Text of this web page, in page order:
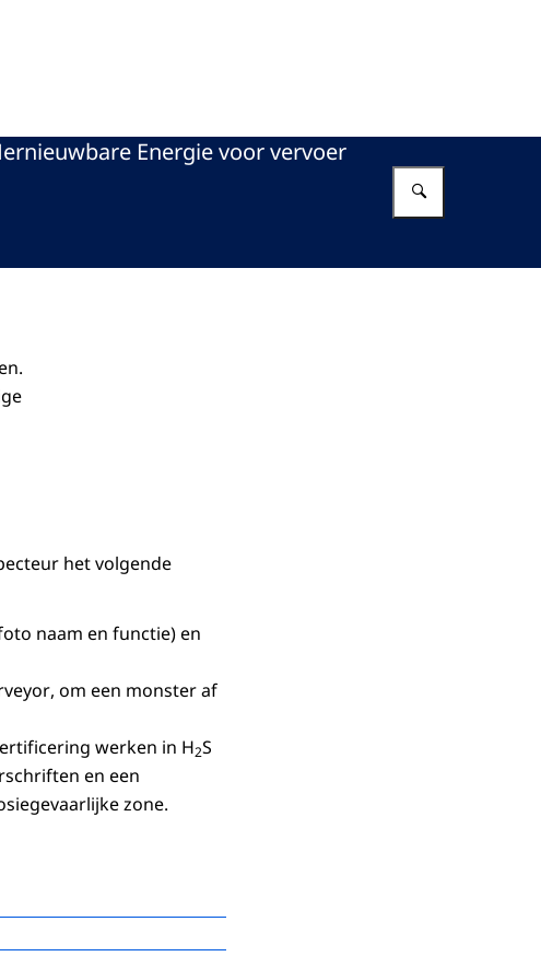
Energie voor vervoer
het volgende
naam en functie) en
, om een monster af
werken in H2S
en een
zone.
Alleen voor het